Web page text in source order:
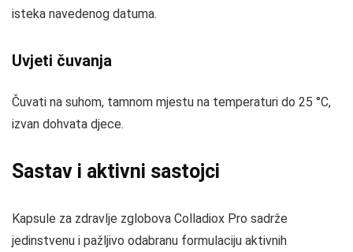
isteka navedenog datuma.
Uvjeti čuvanja
Čuvati na suhom, tamnom mjestu na temperaturi do 25 °C,
izvan dohvata djece.
Sastav i aktivni sastojci
Kapsule za zdravlje zglobova Colladiox Pro sadrže
jedinstvenu i pažljivo odabranu formulaciju aktivnih